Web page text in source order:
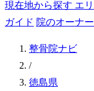
現在地から探す エ
ガイド 院のオーナ
整骨院ナビ
/
徳島県